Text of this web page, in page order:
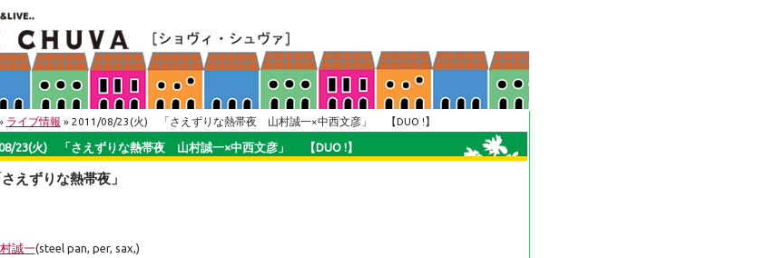
ライブ情報 » 2011/08/23(火) 「さえずりな熱帯夜 山村誠一×中西文彦」 【DUO !】
23(火) 「さえずりな熱帯夜 山村誠一×中西文彦」 【DUO !】
さえずりな熱帯夜」
誠一(steel pan, per, sax,)